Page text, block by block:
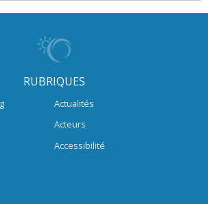
RUBRIQUES
Actualités
Acteurs
Accessibilité